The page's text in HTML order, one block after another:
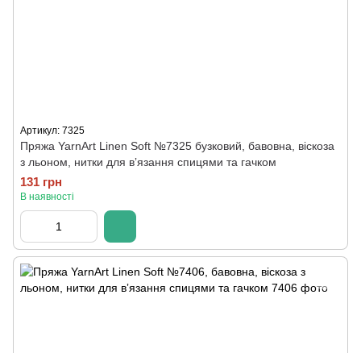
Артикул: 7325
Пряжа YarnArt Linen Soft №7325 бузковий, бавовна, віскоза
з льоном, нитки для вʼязання спицями та гачком
131 грн
В наявності